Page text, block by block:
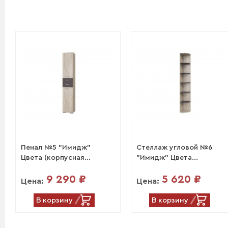
Пенал №5 "Имидж"
Цвета (корпусная...
Цена: 9 290 ₽
В корзину
Стеллаж угловой №6
"Имидж" Цвета...
Цена: 5 620 ₽
В корзину